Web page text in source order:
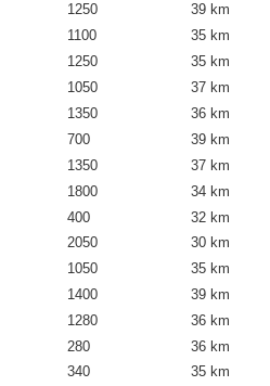
1250 39 km
1100 35 km
1250 35 km
1050 37 km
1350 36 km
700 39 km
1350 37 km
1800 34 km
400 32 km
2050 30 km
1050 35 km
1400 39 km
1280 36 km
280 36 km
340 35 km